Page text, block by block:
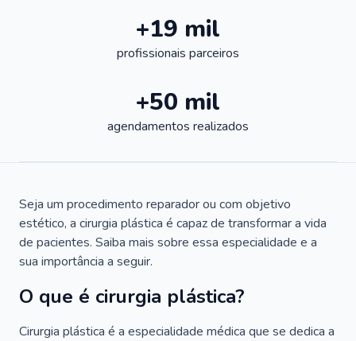
+19 mil
profissionais parceiros
+50 mil
agendamentos realizados
Seja um procedimento reparador ou com objetivo
estético, a cirurgia plástica é capaz de transformar a vida
de pacientes. Saiba mais sobre essa especialidade e a
sua importância a seguir.
O que é cirurgia plástica?
Cirurgia plástica é a especialidade médica que se dedica a